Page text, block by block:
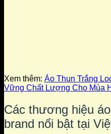
Xem thêm: Áo Thun Trắng
Vững Chất Lượng Cho Mùa
Các thương hiệu
brand nổi bật tại